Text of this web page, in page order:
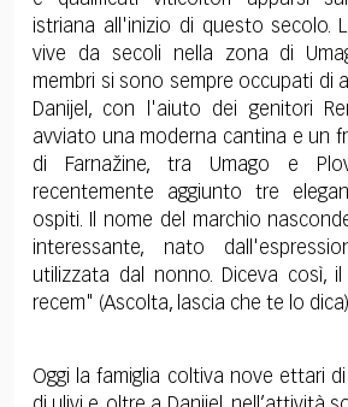
istriana all'inizio di questo secolo.
vive da secoli nella zona di
membri si sono sempre occupati di
Danijel, con l'aiuto dei genitori
avviato una moderna cantina e un
di Farnažine, tra Umago e
recentemente aggiunto tre
ospiti. Il nome del marchio
interessante, nato
utilizzata dal nonno. Diceva così,
recem" (Ascolta, lascia che te lo
Oggi la famiglia coltiva nove ettari